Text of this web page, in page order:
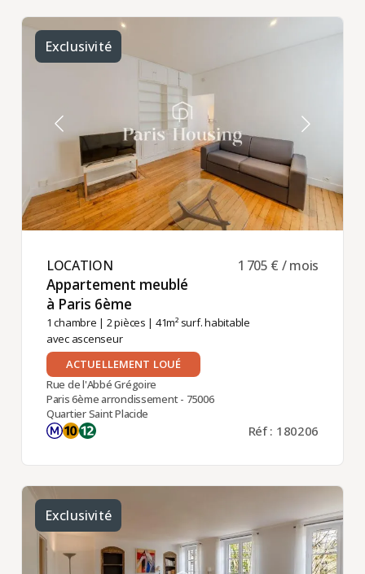
Exclusivité
LOCATION ​
Appartement meublé
à Paris 6ème ​
1 chambre | 2 pièces | 41m² surf. habitable
avec ascenseur
1 705 € / mois
ACTUELLEMENT LOUÉ
Rue de l'Abbé Grégoire
Paris 6ème arrondissement - 75006
Quartier Saint Placide
Réf : 180206
Exclusivité